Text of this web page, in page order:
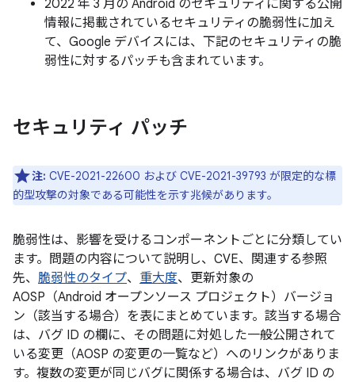
2022 年 3 月の Android のセキュリティに関する公開
情報に掲載されているセキュリティの脆弱性に加え
て、Google デバイスには、下記のセキュリティの脆
弱性に対するパッチも含まれています。
セキュリティ パッチ
注: CVE-2021-22600 および CVE-2021-39793 が限定的な標
的型攻撃の対象である可能性を示す兆候があります。
脆弱性は、影響を受けるコンポーネントごとに分類してい
ます。問題の内容について説明し、CVE、関連する参照
先、 脆弱性のタイプ、 重大度、更新対象の
AOSP（Android オープンソース プロジェクト）バージョ
ン（該当する場合）を表にまとめています。該当する場合
は、バグ ID の欄に、その問題に対処した一般公開されて
いる変更（AOSP の変更の一覧など）へのリンクがありま
す。複数の変更が同じバグに関係する場合は、バグ ID の